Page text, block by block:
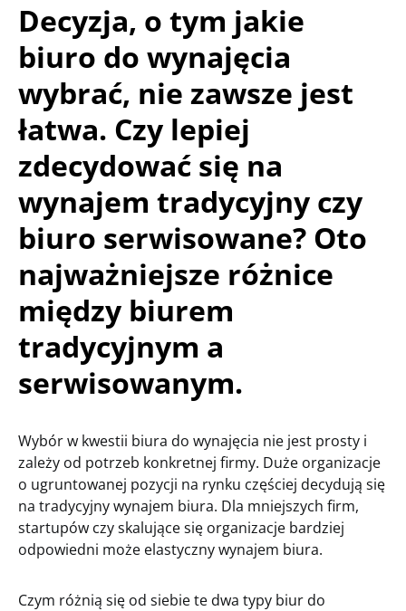
Decyzja, o tym jakie
biuro do wynajęcia
wybrać, nie zawsze jest
łatwa. Czy lepiej
zdecydować się na
wynajem tradycyjny czy
biuro serwisowane? Oto
najważniejsze różnice
między biurem
tradycyjnym a
serwisowanym.
Wybór w kwestii biura do wynajęcia nie jest prosty i
zależy od potrzeb konkretnej firmy. Duże organizacje
o ugruntowanej pozycji na rynku częściej decydują się
na tradycyjny wynajem biura. Dla mniejszych firm,
startupów czy skalujące się organizacje bardziej
odpowiedni może elastyczny wynajem biura.
Czym różnią się od siebie te dwa typy biur do